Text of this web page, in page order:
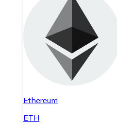
Ethereum
ETH